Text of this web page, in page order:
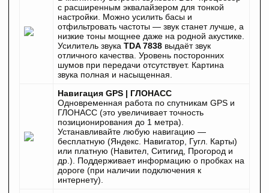
с расширенным эквалайзером для тонкой
настройки. Можно усилить басы и
отфильтровать частоты — звук станет лучше, а
низкие тоны мощнее даже на родной акустике.
Усилитель звука TDA 7838 выдаёт звук
отличного качества. Уровень посторонних
шумов при передачи отсутствует. Картина
звука полная и насыщенная.
Навигация GPS | ГЛОНАСС
Одновременная работа по спутникам GPS и
ГЛОНАСС (это увеличивает точность
позиционирования до 1 метра).
Устанавливайте любую навигацию —
бесплатную (Яндекс. Навигатор, Гугл. Карты)
или платную (Навител, Ситигид, Прогород и
др.). Поддерживает информацию о пробках на
дороге (при наличии подключения к
интернету).